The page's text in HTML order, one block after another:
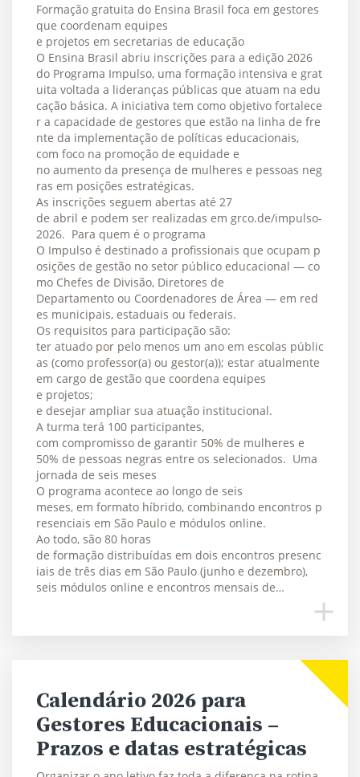
Formação gratuita do Ensina Brasil foca em gestores
que coordenam equipes
e projetos em secretarias de educação
O Ensina Brasil abriu inscrições para a edição 2026
do Programa Impulso, uma formação intensiva e grat
uita voltada a lideranças públicas que atuam na edu
cação básica. A iniciativa tem como objetivo fortalece
r a capacidade de gestores que estão na linha de fre
nte da implementação de políticas educacionais,
com foco na promoção de equidade e
no aumento da presença de mulheres e pessoas neg
ras em posições estratégicas.
As inscrições seguem abertas até 27
de abril e podem ser realizadas em grco.de/impulso-
2026. Para quem é o programa
O Impulso é destinado a profissionais que ocupam p
osições de gestão no setor público educacional — co
mo Chefes de Divisão, Diretores de
Departamento ou Coordenadores de Área — em red
es municipais, estaduais ou federais.
Os requisitos para participação são:
ter atuado por pelo menos um ano em escolas públic
as (como professor(a) ou gestor(a)); estar atualmente
em cargo de gestão que coordena equipes
e projetos;
e desejar ampliar sua atuação institucional.
A turma terá 100 participantes,
com compromisso de garantir 50% de mulheres e
50% de pessoas negras entre os selecionados. Uma
jornada de seis meses
O programa acontece ao longo de seis
meses, em formato híbrido, combinando encontros p
resenciais em São Paulo e módulos online.
Ao todo, são 80 horas
de formação distribuídas em dois encontros presenc
iais de três dias em São Paulo (junho e dezembro),
seis módulos online e encontros mensais de…
Calendário 2026 para
Gestores Educacionais –
Prazos e datas estratégicas